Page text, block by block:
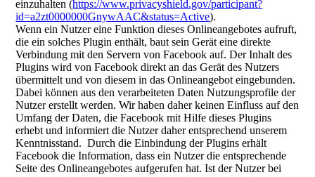
einzuhalten (https://www.privacyshield.gov/participant?
id=a2zt0000000GnywAAC&status=Active).
Wenn ein Nutzer eine Funktion dieses Onlineangebotes aufruft,
die ein solches Plugin enthält, baut sein Gerät eine direkte
Verbindung mit den Servern von Facebook auf. Der Inhalt des
Plugins wird von Facebook direkt an das Gerät des Nutzers
übermittelt und von diesem in das Onlineangebot eingebunden.
Dabei können aus den verarbeiteten Daten Nutzungsprofile der
Nutzer erstellt werden. Wir haben daher keinen Einfluss auf den
Umfang der Daten, die Facebook mit Hilfe dieses Plugins
erhebt und informiert die Nutzer daher entsprechend unserem
Kenntnisstand. Durch die Einbindung der Plugins erhält
Facebook die Information, dass ein Nutzer die entsprechende
Seite des Onlineangebotes aufgerufen hat. Ist der Nutzer bei